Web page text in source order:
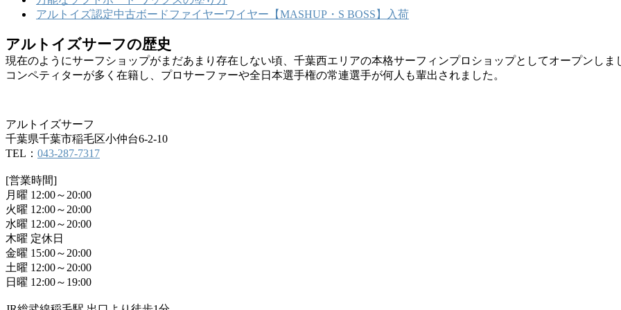
アルトイズ認定中古ボードファイヤーワイヤー【MASHUP・S BOSS】入荷
アルトイズサーフの歴史
現在のようにサーフショップがまだあまり存在しない頃、千葉西エリアの本格サーフィンプロショップとしてオープンしま
コンペティターが多く在籍し、プロサーファーや全日本選手権の常連選手が何人も輩出されました。
アルトイズサーフ
千葉県千葉市稲毛区小仲台6-2-10
TEL： 043-287-7317
[営業時間]
月曜 12:00～20:00
火曜 12:00～20:00
水曜 12:00～20:00
木曜 定休日
金曜 15:00～20:00
土曜 12:00～20:00
日曜 12:00～19:00